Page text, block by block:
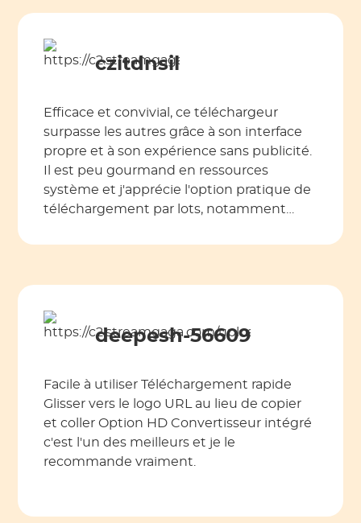
czitdnsil
Efficace et convivial, ce téléchargeur
surpasse les autres grâce à son interface
propre et à son expérience sans publicité.
Il est peu gourmand en ressources
système et j'apprécie l'option pratique de
téléchargement par lots, notamment
pendant mes trajets en bus sans utiliser
recommandé !
deepesh-56609
Facile à utiliser Téléchargement rapide
Glisser vers le logo URL au lieu de copier
et coller Option HD Convertisseur intégré
c'est l'un des meilleurs et je le
recommande vraiment.